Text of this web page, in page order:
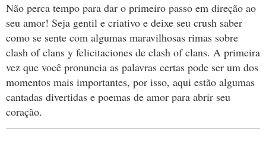
Não perca tempo para dar o primeiro passo em direção ao
seu amor! Seja gentil e criativo e deixe seu crush saber
como se sente com algumas maravilhosas rimas sobre
clash of clans y felicitaciones de clash of clans. A primeira
vez que você pronuncia as palavras certas pode ser um dos
momentos mais importantes, por isso, aqui estão algumas
cantadas divertidas e poemas de amor para abrir seu
coração.